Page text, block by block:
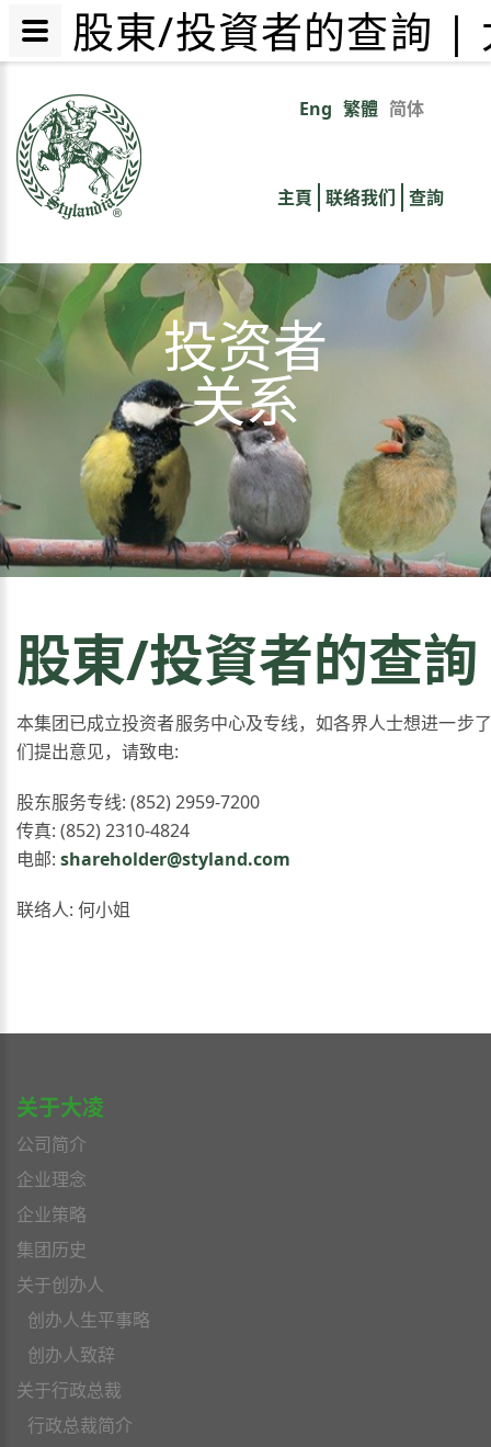
主
Eng 繁體 简体
links
主頁 联络我们 查詢
投资者
关系
股東/投資者的查詢
本集团已成立投资者服务中心及专线，如各界人士想进一步
们提出意见，请致电:
股东服务专线: (852) 2959-7200
传真: (852) 2310-4824
电邮: shareholder@styland.com
联络人: 何小姐
关于大凌
公司简介
企业理念
企业策略
集团历史
关于创办人
创办人生平事略
创办人致辞
关于行政总裁
行政总裁简介
股東/投資者的查詢 |